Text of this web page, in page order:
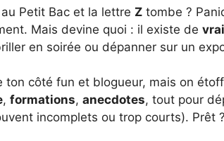
Petit Bac et la lettre Z tombe ?
Mais devine quoi : il existe de
en soirée ou dépanner sur un
ton côté fun et blogueur, mais on
, formations, anecdotes, tout pour
incomplets ou trop courts). Prêt